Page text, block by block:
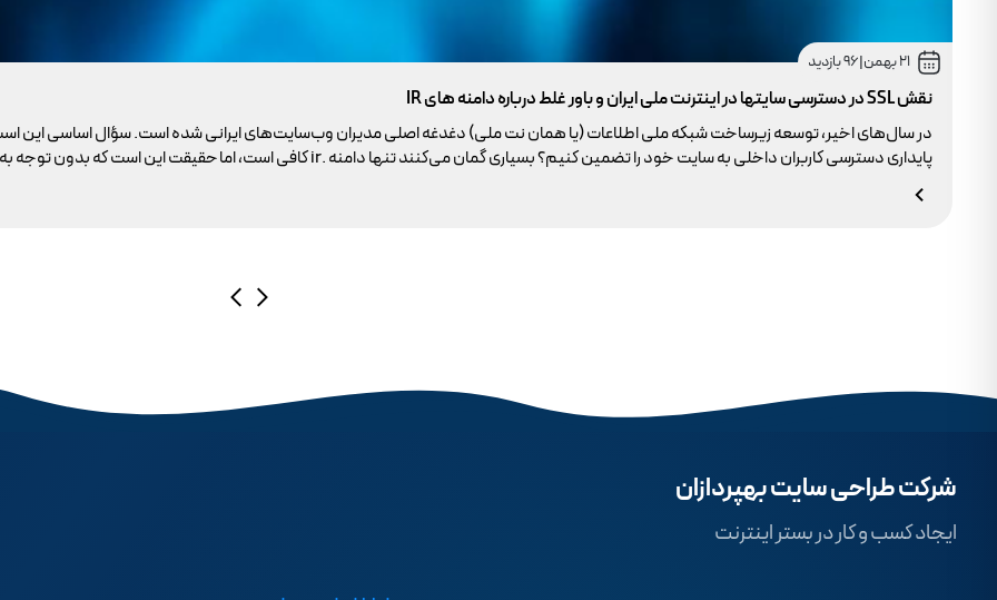
21 بهمن |96 بازدید
نقش SSL در دسترسی سایتها در اینترنت ملی ایران و باور غلط درباره دامنه های IR
در سال‌های اخیر، توسعه زیرساخت شبکه ملی اطلاعات (یا همان نت ملی) دغدغه اصلی مدیران وب‌سایت‌های ایرانی شده است. سؤال اساسی این
وجود ندارد.
شرکت طراحی سایت بهپردازان
ایجاد کسب و کار در بستر اینترنت